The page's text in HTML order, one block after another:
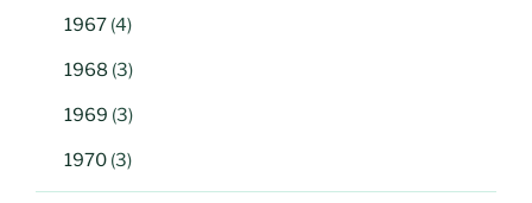
1967 (4)
1968 (3)
1969 (3)
1970 (3)